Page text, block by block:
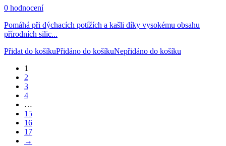
0 hodnocení
Pomáhá při dýchacích potížích a kašli díky vysokému obsahu
přírodních silic...
Přidat do košíkuPřidáno do košíkuNepřidáno do košíku
1
2
3
4
…
15
16
17
→